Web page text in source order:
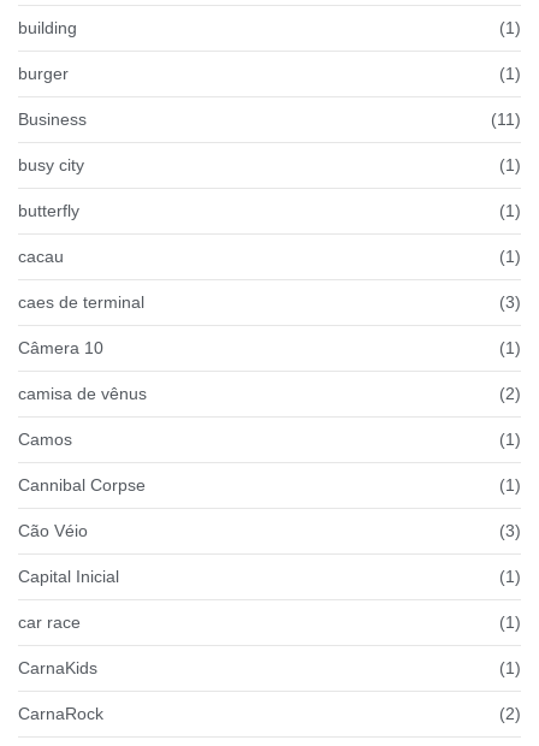
building (1)
burger (1)
Business (11)
busy city (1)
butterfly (1)
cacau (1)
caes de terminal (3)
Câmera 10 (1)
camisa de vênus (2)
Camos (1)
Cannibal Corpse (1)
Cão Véio (3)
Capital Inicial (1)
car race (1)
CarnaKids (1)
CarnaRock (2)